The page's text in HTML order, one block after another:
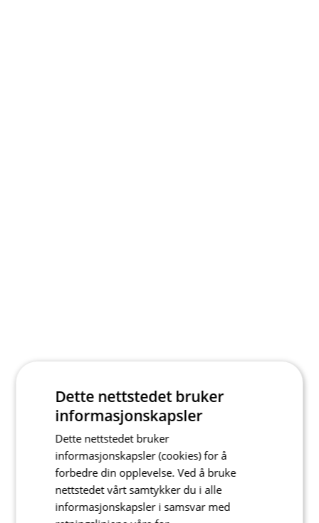
Dette nettstedet bruker
informasjonskapsler
Dette nettstedet bruker
informasjonskapsler (cookies) for å
forbedre din opplevelse. Ved å bruke
nettstedet vårt samtykker du i alle
informasjonskapsler i samsvar med